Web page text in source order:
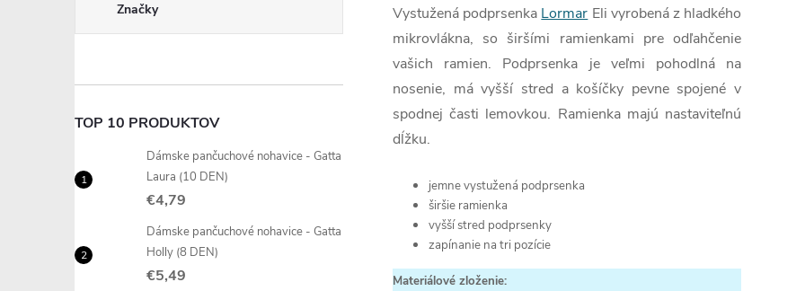
Značky
TOP 10 PRODUKTOV
Dámske pančuchové nohavice - Gatta
Laura (10 DEN)
€4,79
Dámske pančuchové nohavice - Gatta
Holly (8 DEN)
€5,49
Vystužená podprsenka Lormar Eli vyrobená z hladkého
mikrovlákna, so širšími ramienkami pre odľahčenie
vašich ramien. Podprsenka je veľmi pohodlná na
nosenie, má vyšší stred a košíčky pevne spojené v
spodnej časti lemovkou. Ramienka majú nastaviteľnú
dĺžku.
jemne vystužená podprsenka
širšie ramienka
vyšší stred podprsenky
zapínanie na tri pozície
Materiálové zloženie: